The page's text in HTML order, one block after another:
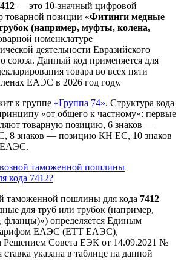
— это 10-значный цифровой
товарной позиции «Фитинги медные
(например, муфты, колена,
номенклатуре
деятельности Евразийского
союза. Данный код применяется для
товара во всех пяти
ЕАЭС в 2026 год году.
к группе «Группа 74». Структура кода
«от общего к частному»: первые
товарную позицию, 6 знаков —
8 знаков — позицию КН ЕС, 10 знаков
таможенной пошлины
кода 7412?
таможенной пошлины для кода 7412
для труб или трубок (например,
фланцы)») определяется Единым
ЕАЭС (ЕТТ ЕАЭС),
Решением Совета ЕЭК от 14.09.2021 №
указана в таблице на данной